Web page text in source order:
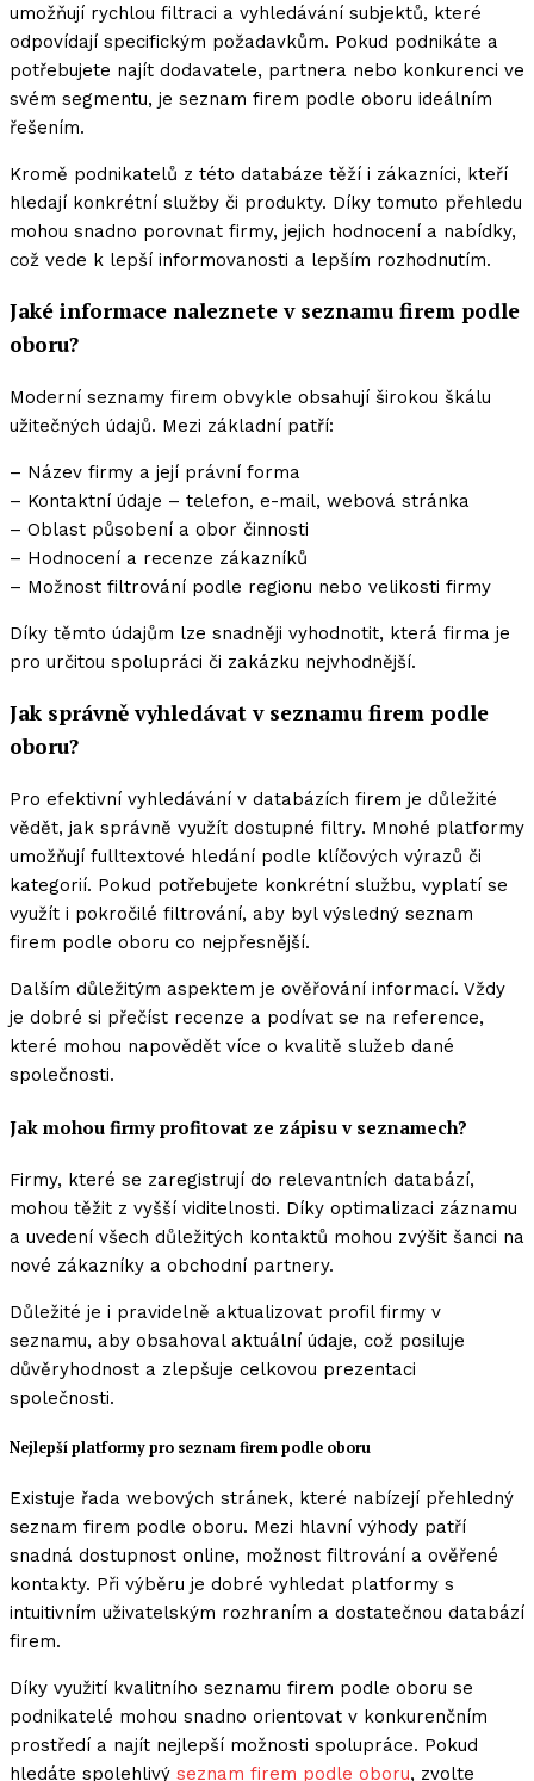
umožňují rychlou filtraci a vyhledávání subjektů, které
odpovídají specifickým požadavkům. Pokud podnikáte a
potřebujete najít dodavatele, partnera nebo konkurenci ve
svém segmentu, je seznam firem podle oboru ideálním
řešením.
Kromě podnikatelů z této databáze těží i zákazníci, kteří
hledají konkrétní služby či produkty. Díky tomuto přehledu
mohou snadno porovnat firmy, jejich hodnocení a nabídky,
což vede k lepší informovanosti a lepším rozhodnutím.
Jaké informace naleznete v seznamu firem podle
oboru?
Moderní seznamy firem obvykle obsahují širokou škálu
užitečných údajů. Mezi základní patří:
– Název firmy a její právní forma
– Kontaktní údaje – telefon, e-mail, webová stránka
– Oblast působení a obor činnosti
– Hodnocení a recenze zákazníků
– Možnost filtrování podle regionu nebo velikosti firmy
Díky těmto údajům lze snadněji vyhodnotit, která firma je
pro určitou spolupráci či zakázku nejvhodnější.
Jak správně vyhledávat v seznamu firem podle
oboru?
Pro efektivní vyhledávání v databázích firem je důležité
vědět, jak správně využít dostupné filtry. Mnohé platformy
umožňují fulltextové hledání podle klíčových výrazů či
kategorií. Pokud potřebujete konkrétní službu, vyplatí se
využít i pokročilé filtrování, aby byl výsledný seznam
firem podle oboru co nejpřesnější.
Dalším důležitým aspektem je ověřování informací. Vždy
je dobré si přečíst recenze a podívat se na reference,
které mohou napovědět více o kvalitě služeb dané
společnosti.
Jak mohou firmy profitovat ze zápisu v seznamech?
Firmy, které se zaregistrují do relevantních databází,
mohou těžit z vyšší viditelnosti. Díky optimalizaci záznamu
a uvedení všech důležitých kontaktů mohou zvýšit šanci na
nové zákazníky a obchodní partnery.
Důležité je i pravidelně aktualizovat profil firmy v
seznamu, aby obsahoval aktuální údaje, což posiluje
důvěryhodnost a zlepšuje celkovou prezentaci
společnosti.
Nejlepší platformy pro seznam firem podle oboru
Existuje řada webových stránek, které nabízejí přehledný
seznam firem podle oboru. Mezi hlavní výhody patří
snadná dostupnost online, možnost filtrování a ověřené
kontakty. Při výběru je dobré vyhledat platformy s
intuitivním uživatelským rozhraním a dostatečnou databází
firem.
Díky využití kvalitního seznamu firem podle oboru se
podnikatelé mohou snadno orientovat v konkurenčním
prostředí a najít nejlepší možnosti spolupráce. Pokud
hledáte spolehlivý seznam firem podle oboru, zvolte